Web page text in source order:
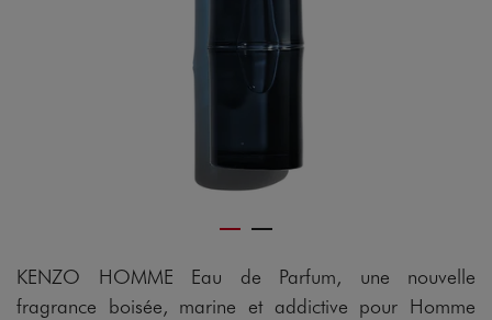
KENZO HOMME Eau de Parfum, une nouvelle
fragrance boisée, marine et addictive pour Homme